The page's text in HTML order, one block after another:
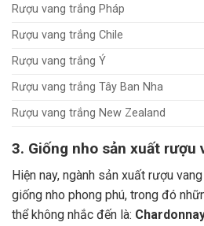
Rượu vang trắng Pháp
Rượu vang trắng Chile
Rượu vang trắng Ý
Rượu vang trắng Tây Ban Nha
Rượu vang trắng New Zealand
3. Giống nho sản xuất rượu
Hiện nay, ngành sản xuất rượu
giống nho phong phú, trong đó
thể không nhắc đến là: